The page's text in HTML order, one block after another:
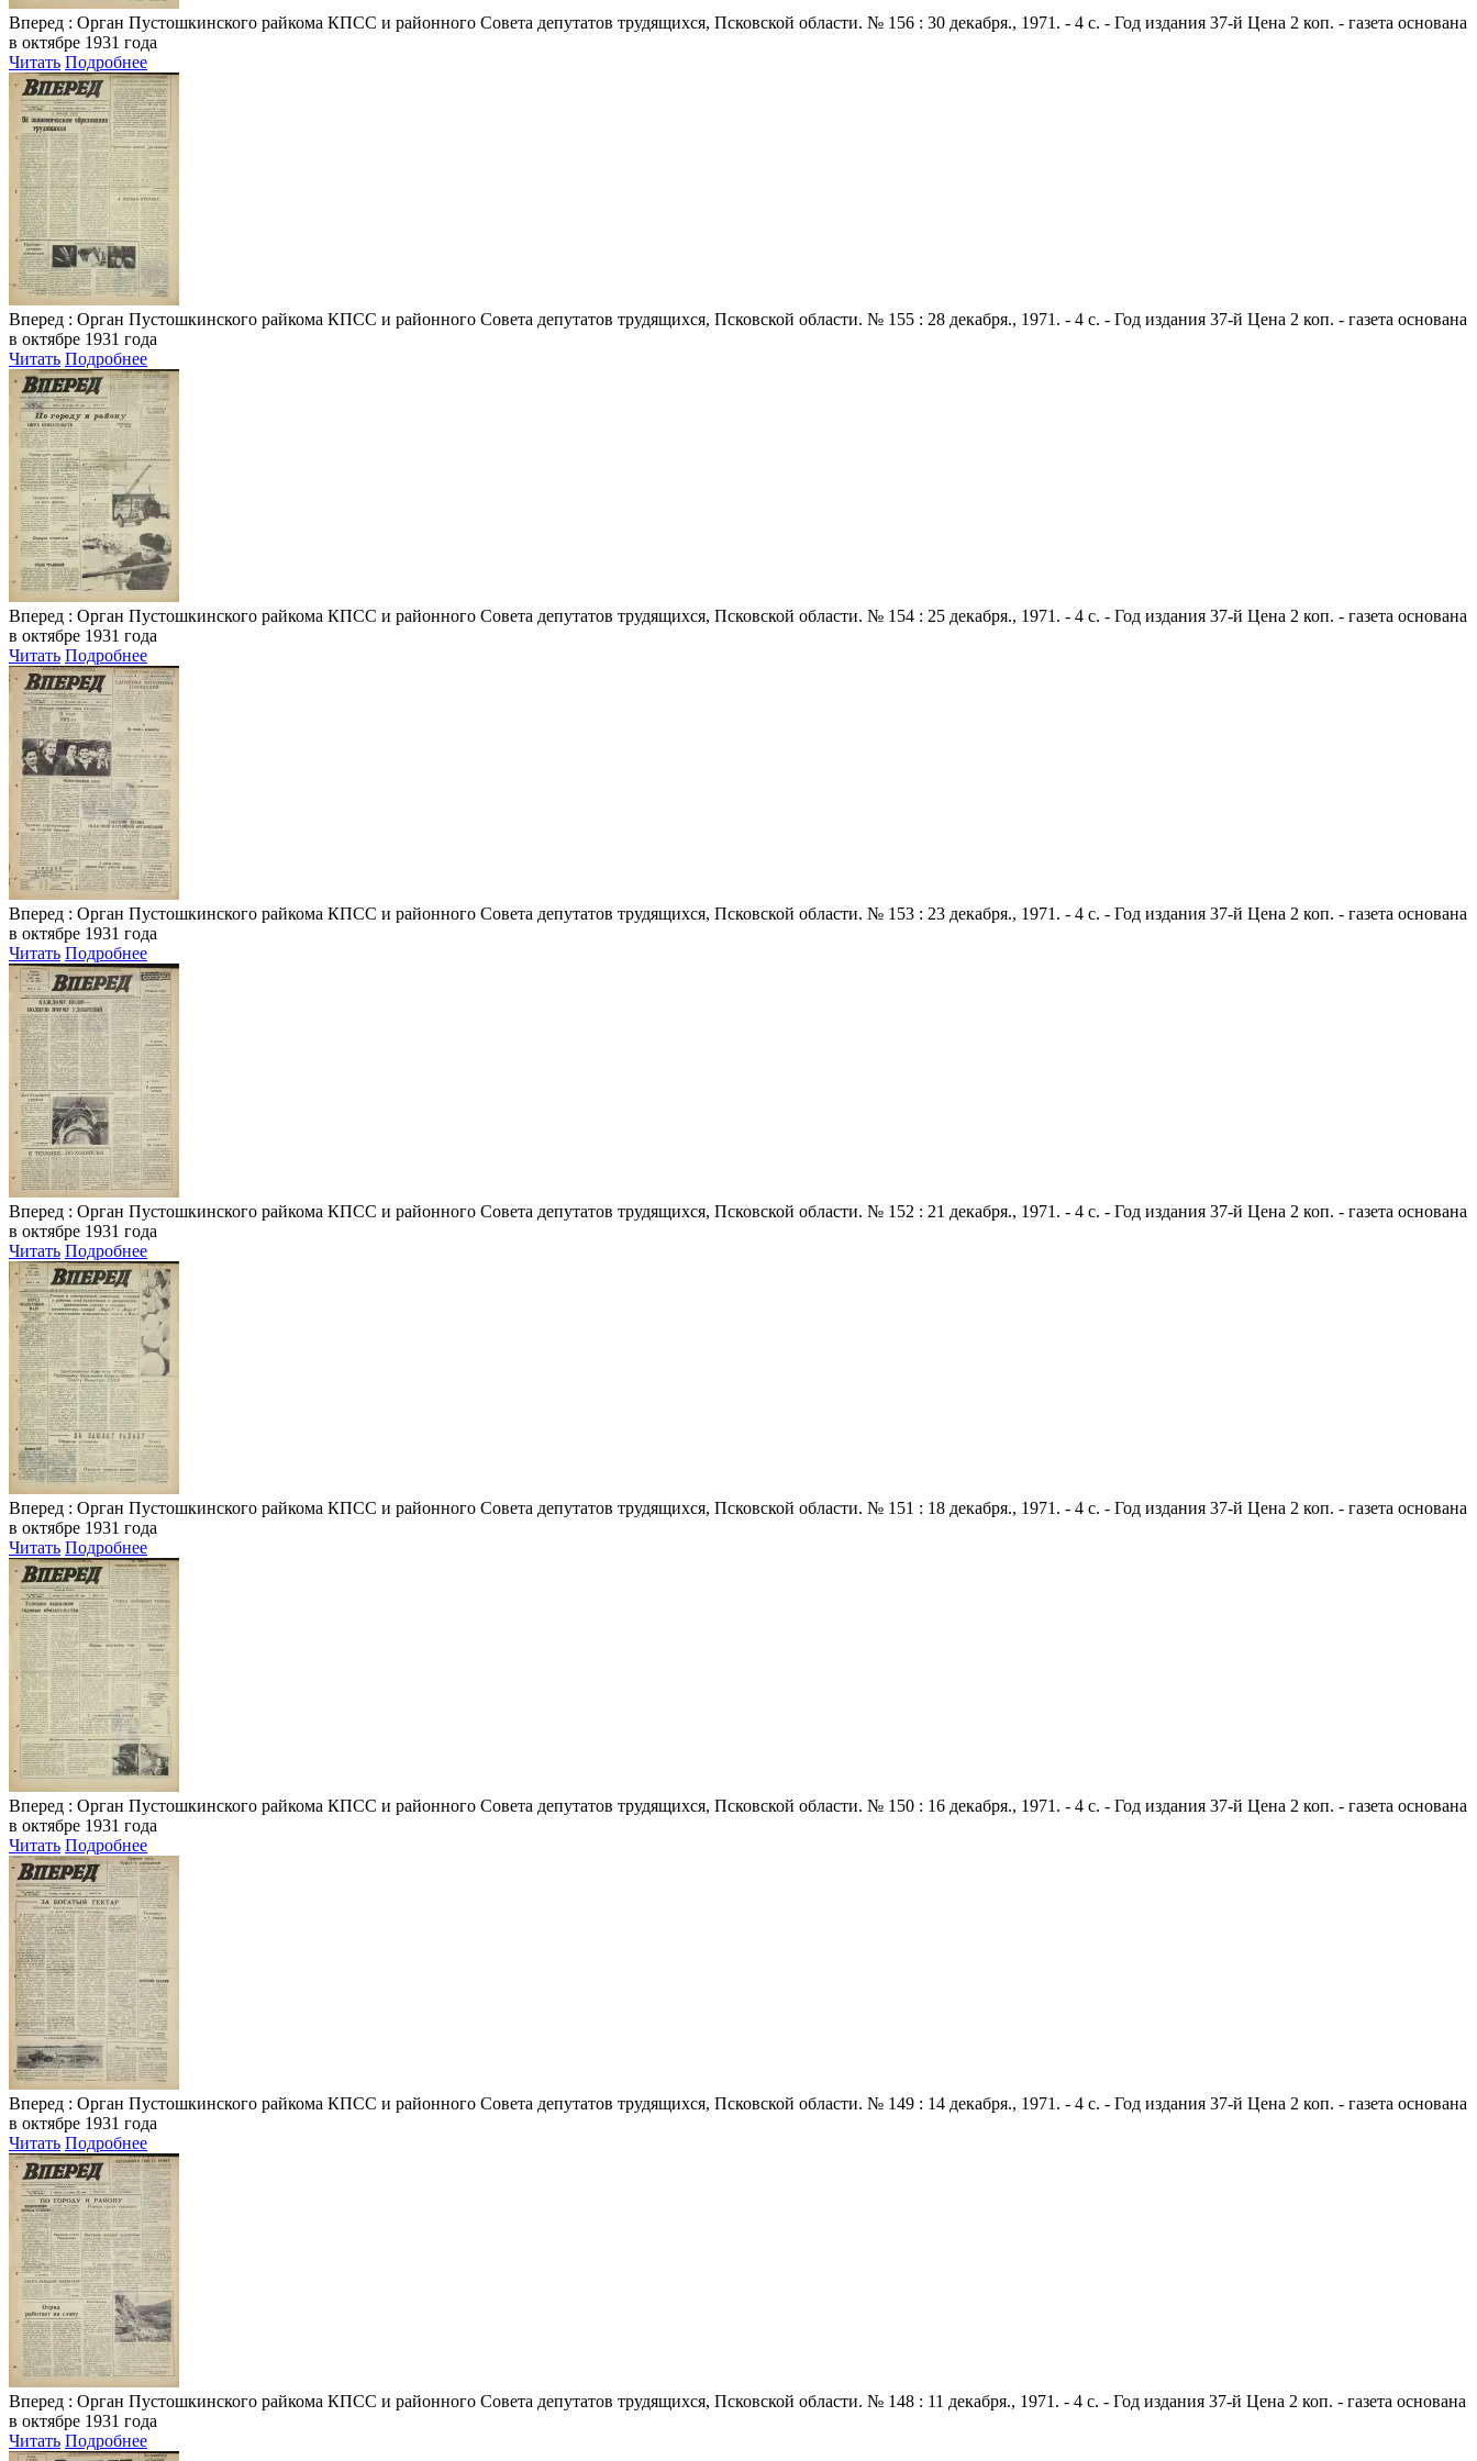
Вперед : Орган Пустошкинского райкома КПСС и районного Совета депутатов трудящихся, Псковской области. № 156 : 30 декабря., 1971. - 4 с. - Год издания 37-й Цена 2 коп. - газета основана
в октябре 1931 года
Читать Подробнее
Вперед : Орган Пустошкинского райкома КПСС и районного Совета депутатов трудящихся, Псковской области. № 155 : 28 декабря., 1971. - 4 с. - Год издания 37-й Цена 2 коп. - газета основана
в октябре 1931 года
Читать Подробнее
Вперед : Орган Пустошкинского райкома КПСС и районного Совета депутатов трудящихся, Псковской области. № 154 : 25 декабря., 1971. - 4 с. - Год издания 37-й Цена 2 коп. - газета основана
в октябре 1931 года
Читать Подробнее
Вперед : Орган Пустошкинского райкома КПСС и районного Совета депутатов трудящихся, Псковской области. № 153 : 23 декабря., 1971. - 4 с. - Год издания 37-й Цена 2 коп. - газета основана
в октябре 1931 года
Читать Подробнее
Вперед : Орган Пустошкинского райкома КПСС и районного Совета депутатов трудящихся, Псковской области. № 152 : 21 декабря., 1971. - 4 с. - Год издания 37-й Цена 2 коп. - газета основана
в октябре 1931 года
Читать Подробнее
Вперед : Орган Пустошкинского райкома КПСС и районного Совета депутатов трудящихся, Псковской области. № 151 : 18 декабря., 1971. - 4 с. - Год издания 37-й Цена 2 коп. - газета основана
в октябре 1931 года
Читать Подробнее
Вперед : Орган Пустошкинского райкома КПСС и районного Совета депутатов трудящихся, Псковской области. № 150 : 16 декабря., 1971. - 4 с. - Год издания 37-й Цена 2 коп. - газета основана
в октябре 1931 года
Читать Подробнее
Вперед : Орган Пустошкинского райкома КПСС и районного Совета депутатов трудящихся, Псковской области. № 149 : 14 декабря., 1971. - 4 с. - Год издания 37-й Цена 2 коп. - газета основана
в октябре 1931 года
Читать Подробнее
Вперед : Орган Пустошкинского райкома КПСС и районного Совета депутатов трудящихся, Псковской области. № 148 : 11 декабря., 1971. - 4 с. - Год издания 37-й Цена 2 коп. - газета основана
в октябре 1931 года
Читать Подробнее